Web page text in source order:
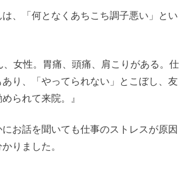
、「何となくあちこち調子悪い」とい
、女性。胃痛、頭痛、肩こりがある。仕
り、「やってられない」とこぼし、友
られて来院。』
にお話を聞いても仕事のストレスが原因
りました。